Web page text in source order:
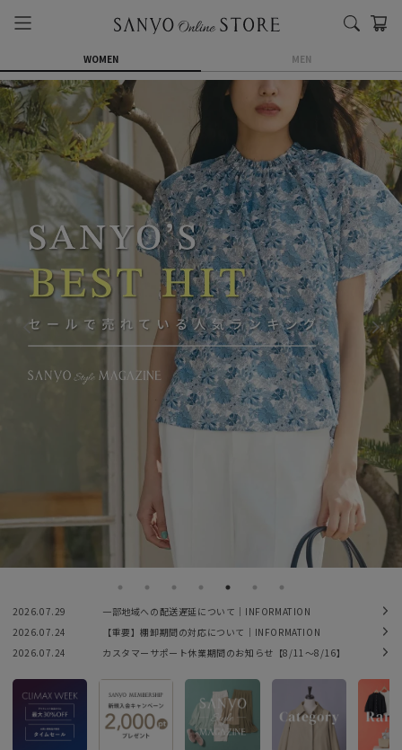
WOMEN MEN
2026.07.29
一部地域への配送遅延について｜INFORMATION
2026.07.24
【重要】棚卸期間の対応について｜INFORMATION
2026.07.24
カスタマーサポート休業期間のお知らせ【8/11〜8/16】